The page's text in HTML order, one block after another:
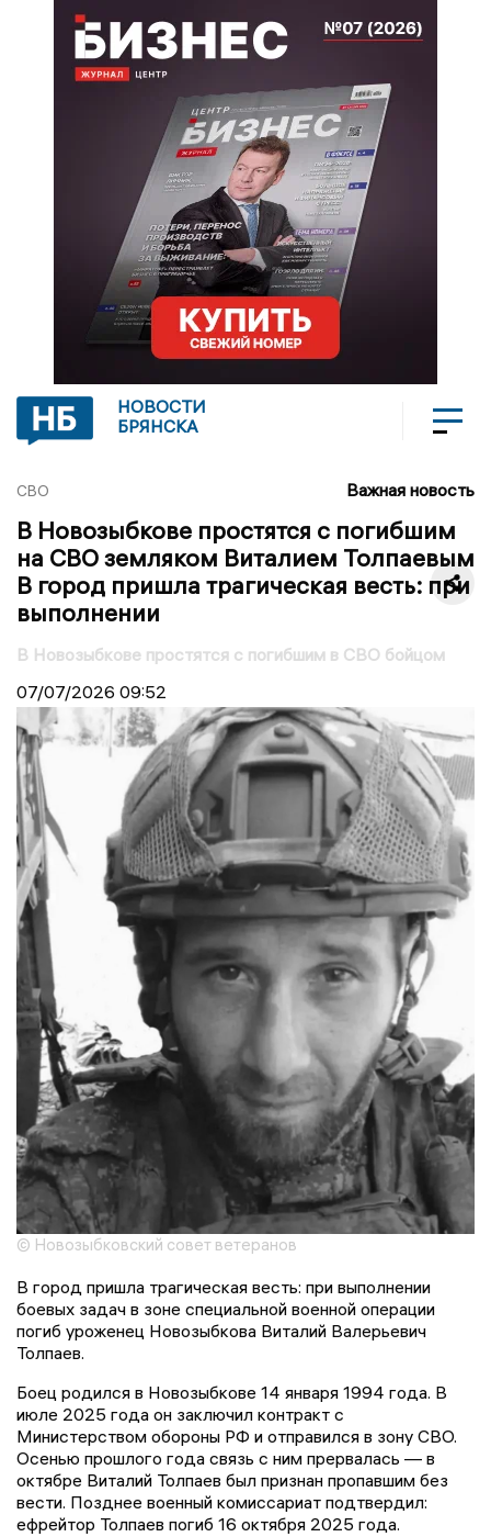
НОВОСТИ
БРЯНСКА
СВО Важная новость
В Новозыбкове простятся с погибшим
на СВО земляком Виталием Толпаевым
В город пришла трагическая весть: при
выполнении
В Новозыбкове простятся с погибшим в СВО бойцом
07/07/2026 09:52
© Новозыбковский совет ветеранов
В город пришла трагическая весть: при выполнении
боевых задач в зоне специальной военной операции
погиб уроженец Новозыбкова Виталий Валерьевич
Толпаев.
Боец родился в Новозыбкове 14 января 1994 года. В
июле 2025 года он заключил контракт с
Министерством обороны РФ и отправился в зону СВО.
Осенью прошлого года связь с ним прервалась — в
октябре Виталий Толпаев был признан пропавшим без
вести. Позднее военный комиссариат подтвердил:
ефрейтор Толпаев погиб 16 октября 2025 года.